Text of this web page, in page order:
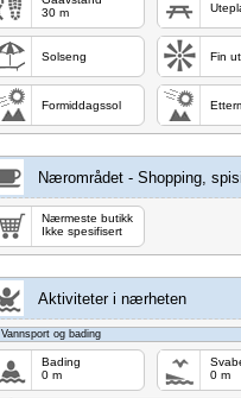
30 m
Solseng Fin
Formiddagssol
Nærområdet - Shopping,
Nærmeste butikk
Ikke spesifisert
Aktiviteter i nærheten
Vannsport og bading
Bading
0 m
0 m